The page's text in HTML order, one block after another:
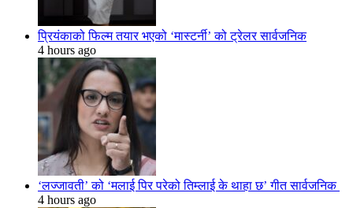
प्रियंकाको फिल्म तयार भएको ‘मास्टर्नी’ को ट्रेलर सार्वजनिक
4 hours ago
‘लज्जावती’ को ‘मलाई पिर परेको तिम्लाई के थाहा छ’ गीत सार्वजनिक
4 hours ago